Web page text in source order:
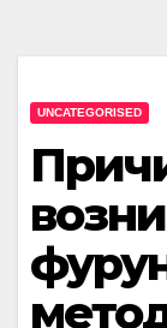
UNCATEGORISED